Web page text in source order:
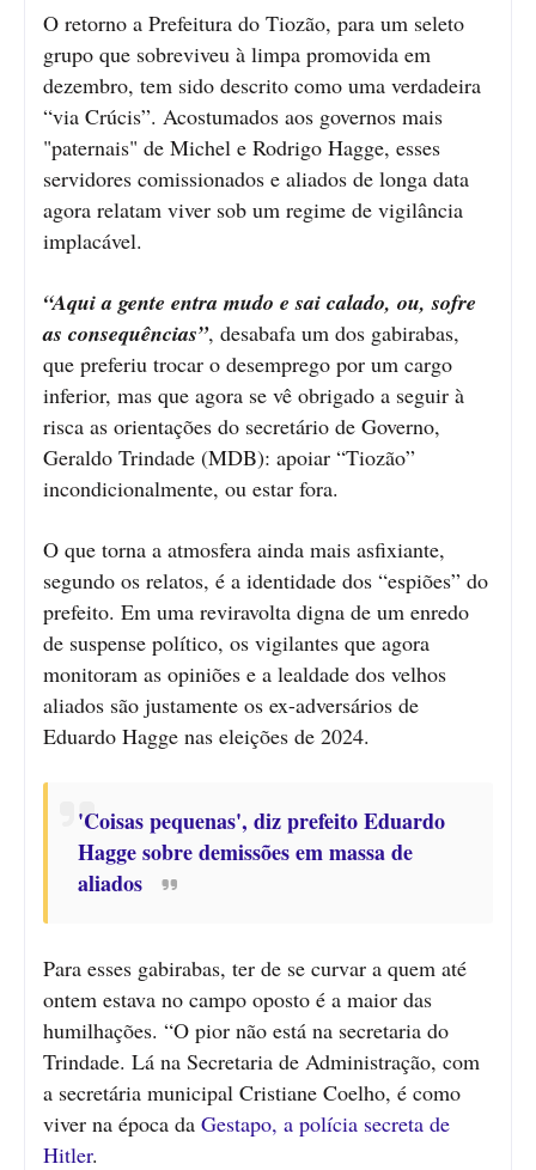
O retorno a Prefeitura do Tiozão, para um seleto
grupo que sobreviveu à limpa promovida em
dezembro, tem sido descrito como uma verdadeira
“via Crúcis”. Acostumados aos governos mais
"paternais" de Michel e Rodrigo Hagge, esses
servidores comissionados e aliados de longa data
agora relatam viver sob um regime de vigilância
implacável.
“Aqui a gente entra mudo e sai calado, ou, sofre
as consequências”, desabafa um dos gabirabas,
que preferiu trocar o desemprego por um cargo
inferior, mas que agora se vê obrigado a seguir à
risca as orientações do secretário de Governo,
Geraldo Trindade (MDB): apoiar “Tiozão”
incondicionalmente, ou estar fora.
O que torna a atmosfera ainda mais asfixiante,
segundo os relatos, é a identidade dos “espiões” do
prefeito. Em uma reviravolta digna de um enredo
de suspense político, os vigilantes que agora
monitoram as opiniões e a lealdade dos velhos
aliados são justamente os ex-adversários de
Eduardo Hagge nas eleições de 2024.
'Coisas pequenas', diz prefeito Eduardo
Hagge sobre demissões em massa de
aliados
Para esses gabirabas, ter de se curvar a quem até
ontem estava no campo oposto é a maior das
humilhações. “O pior não está na secretaria do
Trindade. Lá na Secretaria de Administração, com
a secretária municipal Cristiane Coelho, é como
viver na época da Gestapo, a polícia secreta de
Hitler.